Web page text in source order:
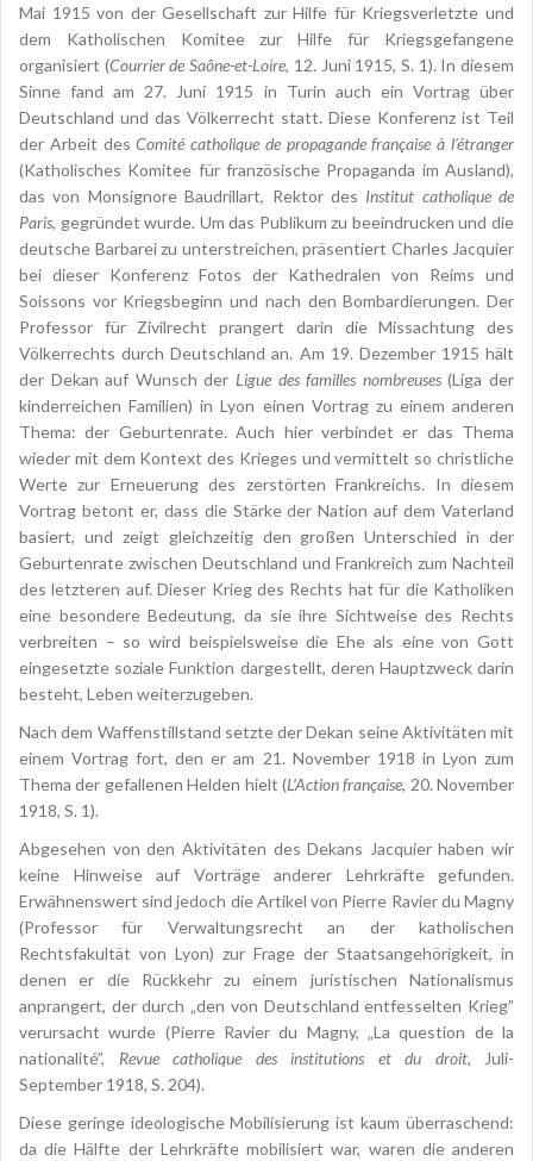
Mai 1915 von der Gesellschaft zur Hilfe für Kriegsverletzte und
dem Katholischen Komitee zur Hilfe für Kriegsgefangene
organisiert (Courrier de Saône-et-Loire, 12. Juni 1915, S. 1). In diesem
Sinne fand am 27. Juni 1915 in Turin auch ein Vortrag über
Deutschland und das Völkerrecht statt. Diese Konferenz ist Teil
der Arbeit desComité catholique de propagande française à l’étranger
(Katholisches Komitee für französische Propaganda im Ausland),
das von Monsignore Baudrillart, Rektor des Institut catholique de
Paris, gegründet wurde. Um das Publikum zu beeindrucken und die
deutsche Barbarei zu unterstreichen, präsentiert Charles Jacquier
bei dieser Konferenz Fotos der Kathedralen von Reims und
Soissons vor Kriegsbeginn und nach den Bombardierungen. Der
Professor für Zivilrecht prangert darin die Missachtung des
Völkerrechts durch Deutschland an. Am 19. Dezember 1915 hält
der Dekan auf Wunsch der Ligue des familles nombreuses(Liga der
kinderreichen Familien) in Lyon einen Vortrag zu einem anderen
Thema: der Geburtenrate. Auch hier verbindet er das Thema
wieder mit dem Kontext des Krieges und vermittelt so christliche
Werte zur Erneuerung des zerstörten Frankreichs. In diesem
Vortrag betont er, dass die Stärke der Nation auf dem Vaterland
basiert, und zeigt gleichzeitig den großen Unterschied in der
Geburtenrate zwischen Deutschland und Frankreich zum Nachteil
des letzteren auf. Dieser Krieg des Rechts hat für die Katholiken
eine besondere Bedeutung, da sie ihre Sichtweise des Rechts
verbreiten – so wird beispielsweise die Ehe als eine von Gott
eingesetzte soziale Funktion dargestellt, deren Hauptzweck darin
besteht, Leben weiterzugeben.
Nach dem Waffenstillstand setzte der Dekan seine Aktivitäten mit
einem Vortrag fort, den er am 21. November 1918 in Lyon zum
Thema der gefallenen Helden hielt (L’Action française, 20. November
1918, S. 1).
Abgesehen von den Aktivitäten des Dekans Jacquier haben wir
keine Hinweise auf Vorträge anderer Lehrkräfte gefunden.
Erwähnenswert sind jedoch die Artikel von Pierre Ravier du Magny
(Professor für Verwaltungsrecht an der katholischen
Rechtsfakultät von Lyon) zur Frage der Staatsangehörigkeit, in
denen er die Rückkehr zu einem juristischen Nationalismus
anprangert, der durch „den von Deutschland entfesselten Krieg”
verursacht wurde (Pierre Ravier du Magny, „La question de la
nationalité”, Revue catholique des institutions et du droit, Juli-
September 1918, S. 204).
Diese geringe ideologische Mobilisierung ist kaum überraschend:
da die Hälfte der Lehrkräfte mobilisiert war, waren die anderen